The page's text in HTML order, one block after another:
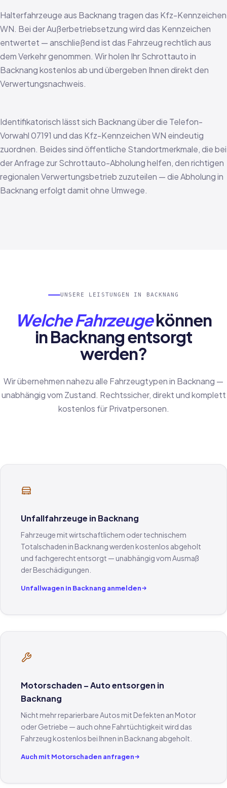
Halterfahrzeuge aus Backnang tragen das Kfz-Kennzeichen
WN. Bei der Außerbetriebsetzung wird das Kennzeichen
entwertet — anschließend ist das Fahrzeug rechtlich aus
dem Verkehr genommen. Wir holen Ihr Schrottauto in
Backnang kostenlos ab und übergeben Ihnen direkt den
Verwertungsnachweis.
Identifikatorisch lässt sich Backnang über die Telefon-
Vorwahl 07191 und das Kfz-Kennzeichen WN eindeutig
zuordnen. Beides sind öffentliche Standortmerkmale, die bei
der Anfrage zur Schrottauto-Abholung helfen, den richtigen
regionalen Verwertungsbetrieb zuzuteilen — die Abholung in
Backnang erfolgt damit ohne Umwege.
UNSERE LEISTUNGEN IN BACKNANG
Welche Fahrzeugekönnen
in Backnang entsorgt
werden?
Wir übernehmen nahezu alle Fahrzeugtypen in Backnang —
unabhängig vom Zustand. Rechtssicher, direkt und komplett
kostenlos für Privatpersonen.
Unfallfahrzeuge in Backnang
Fahrzeuge mit wirtschaftlichem oder technischem
Totalschaden in Backnang werden kostenlos abgeholt
und fachgerecht entsorgt — unabhängig vom Ausmaß
der Beschädigungen.
Unfallwagen in Backnang anmelden
Motorschaden – Auto entsorgen in
Backnang
Nicht mehr reparierbare Autos mit Defekten an Motor
oder Getriebe — auch ohne Fahrtüchtigkeit wird das
Fahrzeug kostenlos bei Ihnen in Backnang abgeholt.
Auch mit Motorschaden anfragen